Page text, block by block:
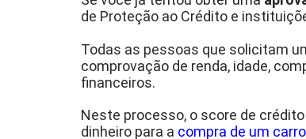
de Proteção ao Crédito e
Todas as pessoas que solicitam
comprovação de renda, idade,
financeiros.
Neste processo, o score de
dinheiro para a compra de um carro